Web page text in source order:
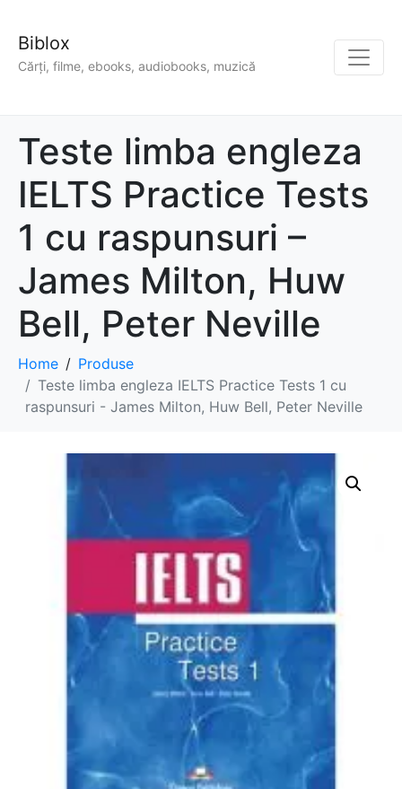
Biblox
Cărți, filme, ebooks, audiobooks, muzică
Teste limba engleza
IELTS Practice Tests
1 cu raspunsuri –
James Milton, Huw
Bell, Peter Neville
Home
Produse
Teste limba engleza IELTS Practice Tests 1 cu
raspunsuri - James Milton, Huw Bell, Peter Neville